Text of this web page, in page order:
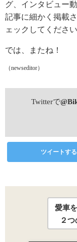
グ、インタビュー
記事に細かく掲載
ェックしてください
では、またね！
（newseditor）
Twitterで
ツイートする
愛車
２